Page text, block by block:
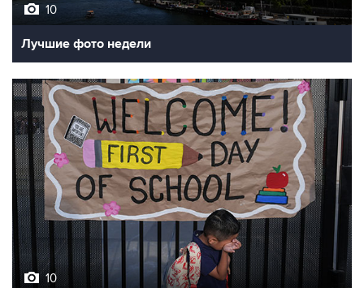
Лучшие фото недели
10
Фотохроника 7 августа